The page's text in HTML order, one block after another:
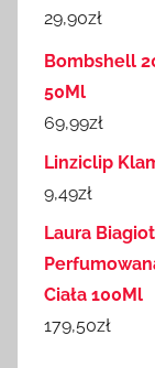
29,90zł
Bombshell
50Ml
69,99zł
Linziclip
9,49zł
Laura
Ciała 100Ml
179,50zł